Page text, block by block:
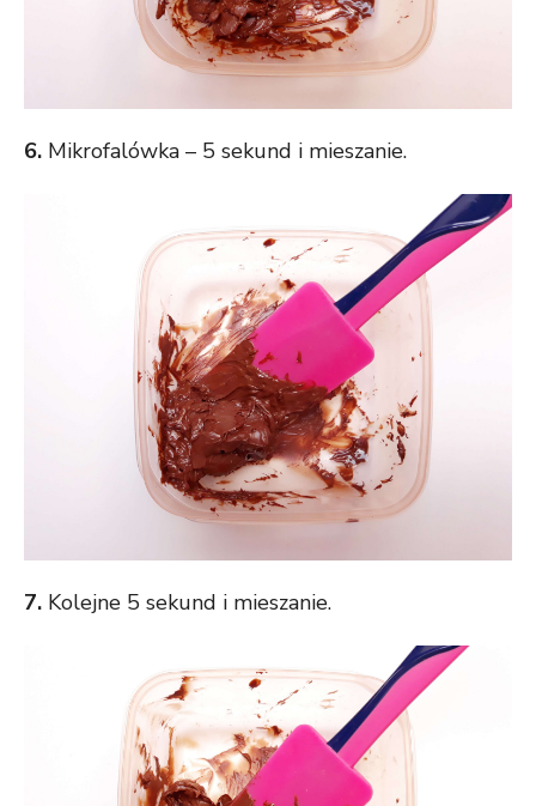
6. Mikrofalówka – 5 sekund i mieszanie.
7. Kolejne 5 sekund i mieszanie.